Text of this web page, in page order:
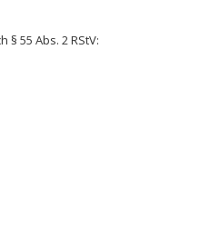
55 Abs. 2 RStV: